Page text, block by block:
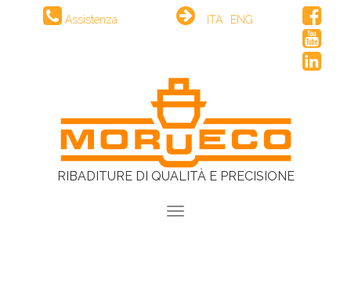
Assistenza ITA ENG
RIBADITURE DI QUALITÀ E PRECISIONE
Toggle